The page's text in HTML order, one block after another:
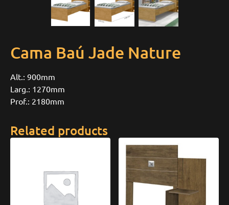
Cama Baú Jade Nature
Alt.: 900mm
Larg.: 1270mm
Prof.: 2180mm
Related products